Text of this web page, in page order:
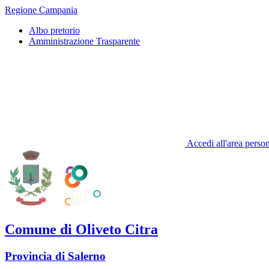
Regione Campania
Albo pretorio
Amministrazione Trasparente
Accedi all'area
Comune di Oliveto Citra
Provincia di Salerno